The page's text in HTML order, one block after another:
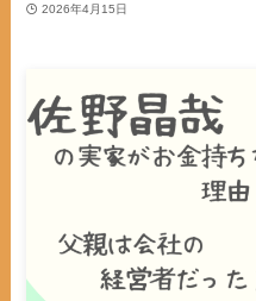
2026年4月15日